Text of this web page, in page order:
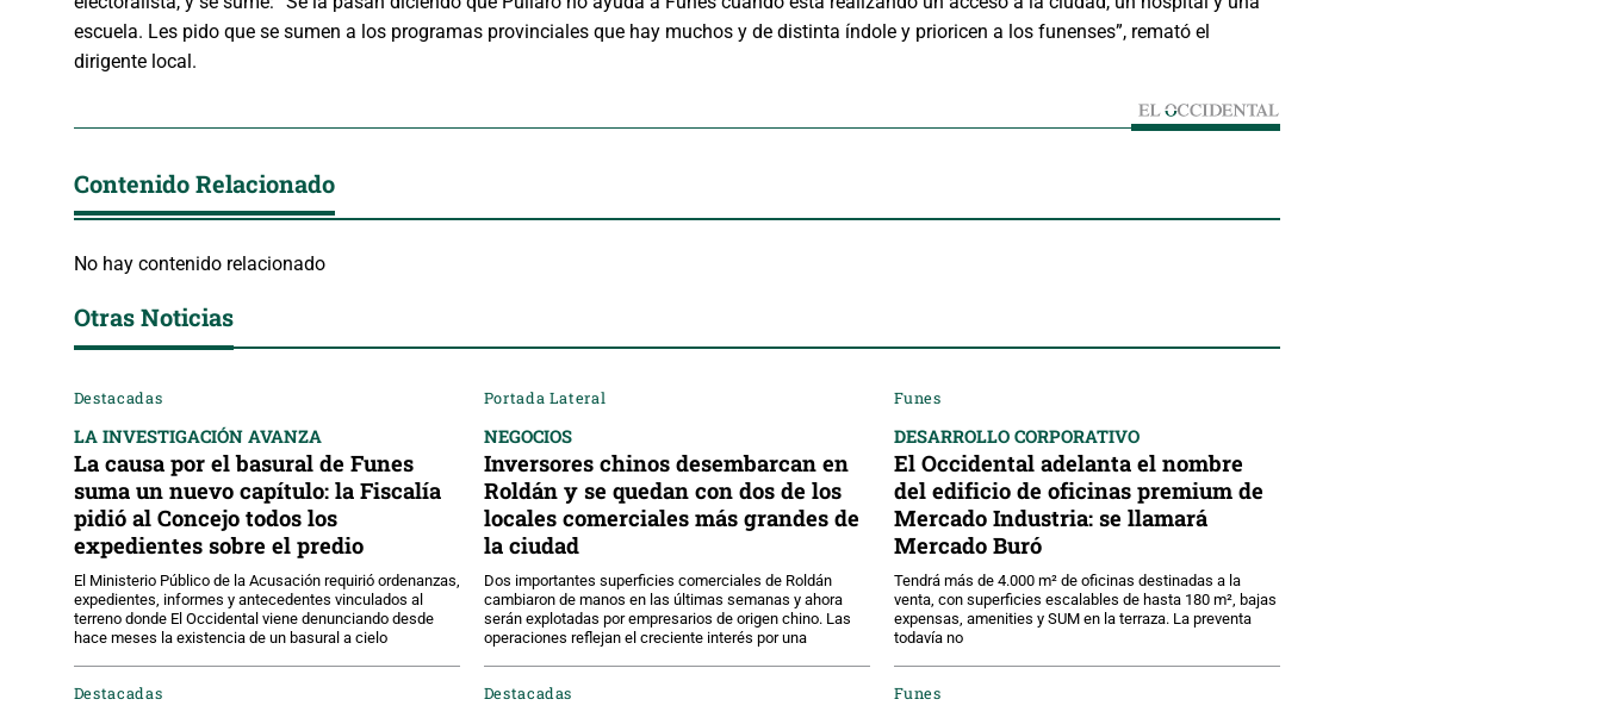
escuela. Les pido que se sumen a los programas provinciales que hay muchos y de distinta índole y prioricen a los funenses”, remató el
dirigente local.
Contenido Relacionado
No hay contenido relacionado
Otras Noticias
Destacadas
LA INVESTIGACIÓN AVANZA
La causa por el basural de Funes
suma un nuevo capítulo: la Fiscalía
pidió al Concejo todos los
expedientes sobre el predio
El Ministerio Público de la Acusación requirió ordenanzas,
expedientes, informes y antecedentes vinculados al
terreno donde El Occidental viene denunciando desde
hace meses la existencia de un basural a cielo
Portada Lateral
NEGOCIOS
Inversores chinos desembarcan en
Roldán y se quedan con dos de los
locales comerciales más grandes de
la ciudad
Dos importantes superficies comerciales de Roldán
cambiaron de manos en las últimas semanas y ahora
serán explotadas por empresarios de origen chino. Las
operaciones reflejan el creciente interés por una
Funes
DESARROLLO CORPORATIVO
El Occidental adelanta el nombre
del edificio de oficinas premium de
Mercado Industria: se llamará
Mercado Buró
Tendrá más de 4.000 m² de oficinas destinadas a la
venta, con superficies escalables de hasta 180 m², bajas
expensas, amenities y SUM en la terraza. La preventa
todavía no
Destacadas Destacadas Funes